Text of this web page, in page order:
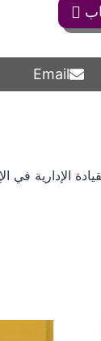
S
h
Email
الإدارية في